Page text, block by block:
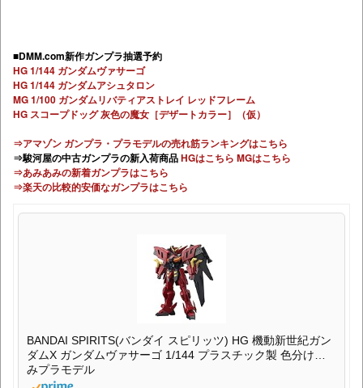
■DMM.com新作ガンプラ抽選予約
HG 1/144 ガンダムヴァサーゴ
HG 1/144 ガンダムアシュタロン
MG 1/100 ガンダムリバティアストレイ レッドフレーム
HG スコープドッグ 灰色の魔女［デザートカラー］（仮）
⇒アマゾン ガンプラ・プラモデルの売れ筋ランキングはこちら
⇒駿河屋の中古ガンプラの新入荷商品HGはこちら MGはこちら
⇒あみあみの新着ガンプラはこちら
⇒楽天の比較的安価なガンプラはこちら
BANDAI SPIRITS(バンダイ スピリッツ) HG 機動新世紀ガン
ダムX ガンダムヴァサーゴ 1/144 プラスチック製 色分け済
みプラモデル